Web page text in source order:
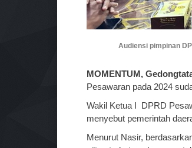
Audiensi pimpinan
MOMENTUM,
Pesawaran pada 2024
Wakil Ketua I DPRD
menyebut pemerintah
Menurut Nasir,